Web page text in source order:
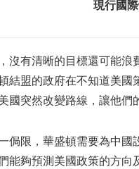
現行國
沒有清晰的目標還可能浪
結盟的政府在不知道美國
國突然改變路線，讓他們
侷限，華盛頓需要為中國
能夠預測美國政策的方